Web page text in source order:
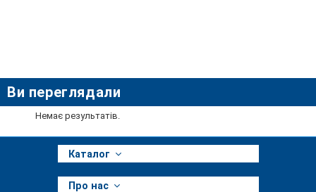
Ви переглядали
Немає результатів.
Каталог
Про нас